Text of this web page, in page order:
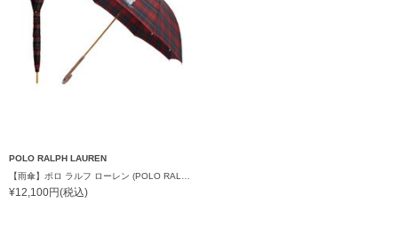
POLO RALPH LAUREN
¥12,100円(税込)